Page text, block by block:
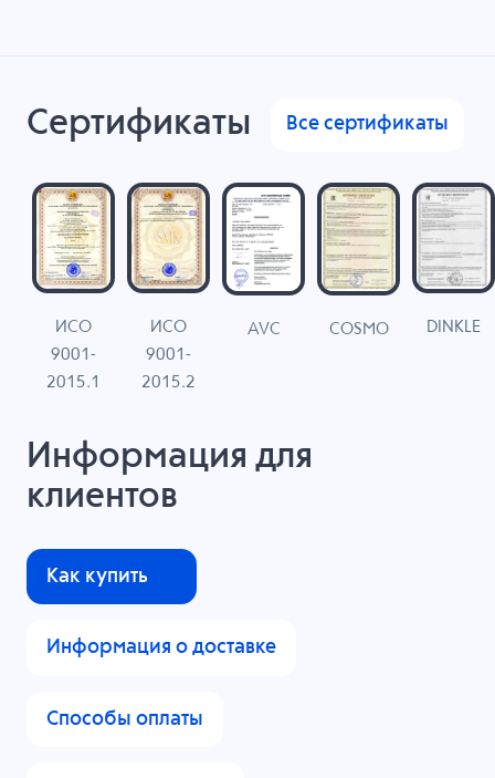
Сертификаты Все сертификаты
ИСО
9001-
2015.1
ИСО
9001-
2015.2
AVC COSMO DINKLE
Информация для
клиентов
Как купить
Информация о доставке
Способы оплаты